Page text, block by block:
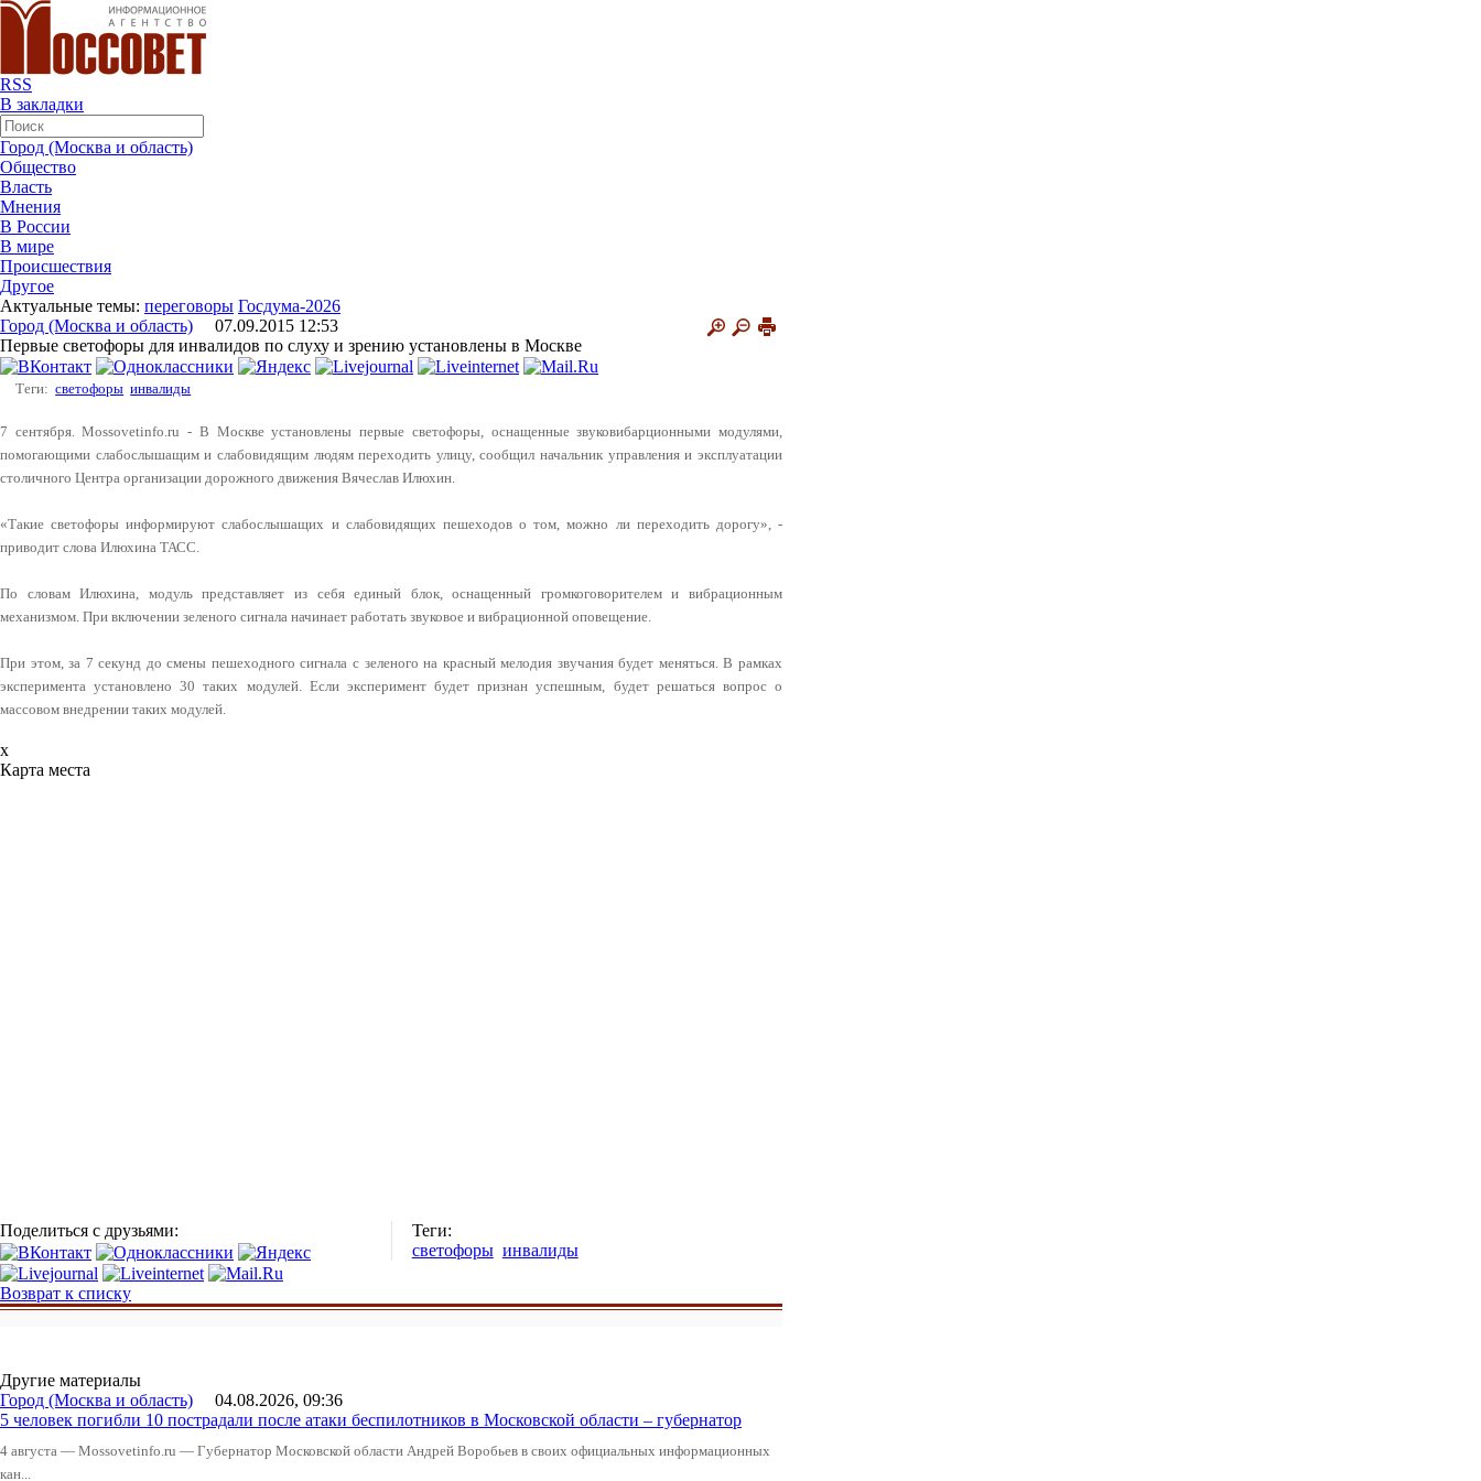
RSS
В закладки
Город (Москва и область)
Общество
Власть
Мнения
В России
В мире
Происшествия
Другое
Актуальные темы: переговоры Госдума-2026
Город (Москва и область) 07.09.2015 12:53
Первые светофоры для инвалидов по слуху и зрению установлены в Москве
Теги: светофоры инвалиды
7 сентября. Mossovetinfo.ru - В Москве установлены первые светофоры, оснащенные звуковибарционными модулями,
помогающими слабослышащим и слабовидящим людям переходить улицу, сообщил начальник управления и эксплуатации
столичного Центра организации дорожного движения Вячеслав Илюхин.
«Такие светофоры информируют слабослышащих и слабовидящих пешеходов о том, можно ли переходить дорогу», -
приводит слова Илюхина ТАСС.
По словам Илюхина, модуль представляет из себя единый блок, оснащенный громкоговорителем и вибрационным
механизмом. При включении зеленого сигнала начинает работать звуковое и вибрационной оповещение.
При этом, за 7 секунд до смены пешеходного сигнала с зеленого на красный мелодия звучания будет меняться. В рамках
эксперимента установлено 30 таких модулей. Если эксперимент будет признан успешным, будет решаться вопрос о
массовом внедрении таких модулей.
x
Карта места
Поделиться с друзьями:
Теги:
светофоры инвалиды
Возврат к списку
Другие материалы
Город (Москва и область) 04.08.2026, 09:36
5 человек погибли 10 пострадали после атаки беспилотников в Московской области – губернатор
4 августа — Mossovetinfo.ru — Губернатор Московской области Андрей Воробьев в своих официальных информационных
кан...